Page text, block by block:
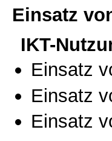
Einsatz
IKT-
Einsatz
Einsatz
Einsatz